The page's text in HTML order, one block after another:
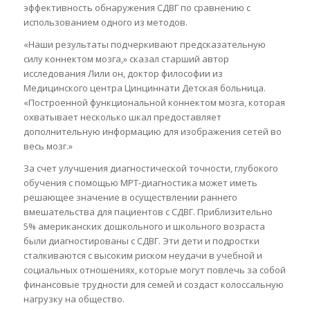
эффективность обнаружения СДВГ по сравнению с
использованием одного из методов.
«Наши результаты подчеркивают предсказательную
силу коннектом мозга,» сказал старший автор
исследования Лили он, доктор философии из
Медицинского центра Цинциннати Детская больница.
«Построенной функциональной коннектом мозга, которая
охватывает несколько шкал предоставляет
дополнительную информацию для изображения сетей во
весь мозг.»
За счет улучшения диагностической точности, глубокого
обучения с помощью МРТ-диагностика может иметь
решающее значение в осуществлении раннего
вмешательства для пациентов с СДВГ. Приблизительно
5% американских дошкольного и школьного возраста
были диагностированы с СДВГ. Эти дети и подростки
сталкиваются с высоким риском неудачи в учебной и
социальных отношениях, которые могут повлечь за собой
финансовые трудности для семей и создаст колоссальную
нагрузку на общество.